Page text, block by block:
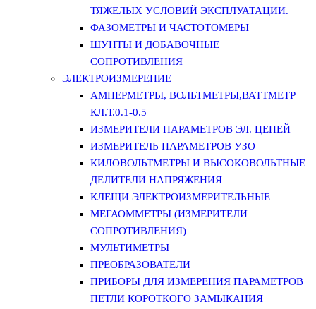
ТЯЖЕЛЫХ УСЛОВИЙ ЭКСПЛУАТАЦИИ.
ФАЗОМЕТРЫ И ЧАСТОТОМЕРЫ
ШУНТЫ И ДОБАВОЧНЫЕ
СОПРОТИВЛЕНИЯ
ЭЛЕКТРОИЗМЕРЕНИЕ
АМПЕРМЕТРЫ, ВОЛЬТМЕТРЫ,ВАТТМЕТР
КЛ.Т.0.1-0.5
ИЗМЕРИТЕЛИ ПАРАМЕТРОВ ЭЛ. ЦЕПЕЙ
ИЗМЕРИТЕЛЬ ПАРАМЕТРОВ УЗО
КИЛОВОЛЬТМЕТРЫ И ВЫСОКОВОЛЬТНЫЕ
ДЕЛИТЕЛИ НАПРЯЖЕНИЯ
КЛЕЩИ ЭЛЕКТРОИЗМЕРИТЕЛЬНЫЕ
МЕГАОММЕТРЫ (ИЗМЕРИТЕЛИ
СОПРОТИВЛЕНИЯ)
МУЛЬТИМЕТРЫ
ПРЕОБРАЗОВАТЕЛИ
ПРИБОРЫ ДЛЯ ИЗМЕРЕНИЯ ПАРАМЕТРОВ
ПЕТЛИ КОРОТКОГО ЗАМЫКАНИЯ